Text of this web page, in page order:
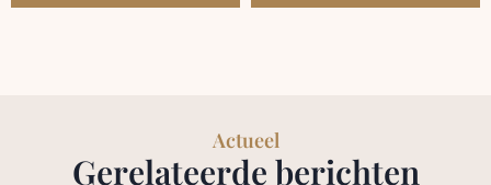
Actueel
Gerelateerde berichten